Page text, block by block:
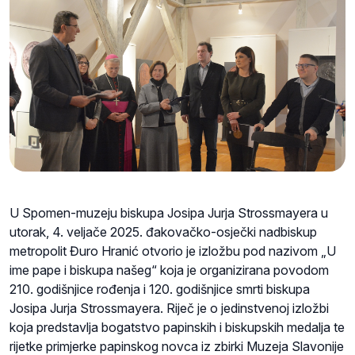
U Spomen-muzeju biskupa Josipa Jurja Strossmayera u
utorak, 4. veljače 2025. đakovačko-osječki nadbiskup
metropolit Đuro Hranić otvorio je izložbu pod nazivom „U
ime pape i biskupa našeg“ koja je organizirana povodom
210. godišnjice rođenja i 120. godišnjice smrti biskupa
Josipa Jurja Strossmayera. Riječ je o jedinstvenoj izložbi
koja predstavlja bogatstvo papinskih i biskupskih medalja te
rijetke primjerke papinskog novca iz zbirki Muzeja Slavonije